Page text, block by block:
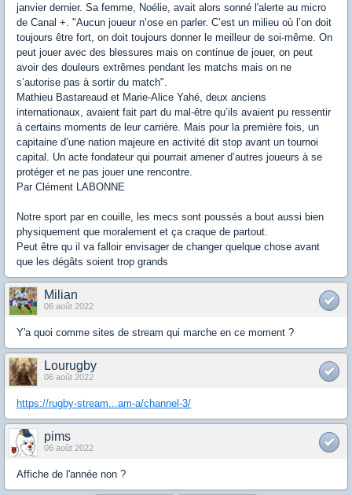
janvier dernier. Sa femme, Noélie, avait alors sonné l'alerte au micro
de Canal +. "Aucun joueur n’ose en parler. C’est un milieu où l’on doit
toujours être fort, on doit toujours donner le meilleur de soi-même. On
peut jouer avec des blessures mais on continue de jouer, on peut
avoir des douleurs extrêmes pendant les matchs mais on ne
s’autorise pas à sortir du match".
Mathieu Bastareaud et Marie-Alice Yahé, deux anciens
internationaux, avaient fait part du mal-être qu’ils avaient pu ressentir
à certains moments de leur carrière. Mais pour la première fois, un
capitaine d’une nation majeure en activité dit stop avant un tournoi
capital. Un acte fondateur qui pourrait amener d’autres joueurs à se
protéger et ne pas jouer une rencontre.
Par Clément LABONNE
Notre sport par en couille, les mecs sont poussés a bout aussi bien
physiquement que moralement et ça craque de partout.
Peut être qu il va falloir envisager de changer quelque chose avant
que les dégâts soient trop grands
Milian
06 août 2022
Y'a quoi comme sites de stream qui marche en ce moment ?
Lourugby
06 août 2022
https://rugby-stream...am-a/channel-3/
pims
06 août 2022
Affiche de l'année non ?